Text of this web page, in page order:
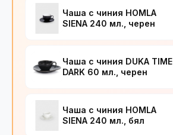
Чаша с чиния HOMLA
SIENA 240 мл., черен
Чаша с чиния DUKA TIME
DARK 60 мл., черен
Чаша с чиния HOMLA
SIENA 240 мл., бял